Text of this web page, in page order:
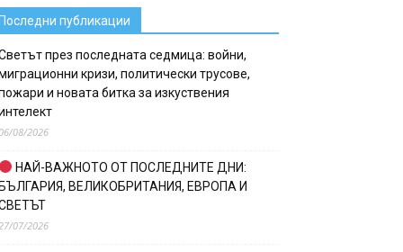
публикации
през последната седмица: войни,
кризи, политически трусове,
и новата битка за изкуствения
08/2026
НАЙ-ВАЖНОТО ОТ ПОСЛЕДНИТЕ ДНИ:
ВЕЛИКОБРИТАНИЯ, ЕВРОПА И
07/2026